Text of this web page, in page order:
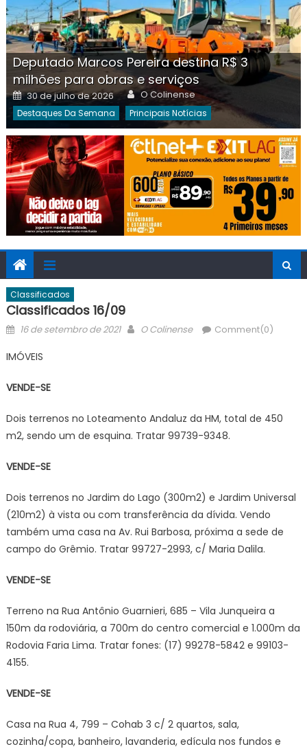
Deputado Marcos Pereira destina R$ 3
milhões para obras e serviços
Posted
on
30 de julho de 2026 Author
O Colinense
Destaques Da Semana Principais Notícias
Classificados
Classificados 16/09
Posted
16 de setembro de 2021 Author
O Colinense Comment(0)
IMÓVEIS
VENDE-SE
Dois terrenos no Loteamento Andaluz da HM, total de 450
m2, sendo um de esquina. Tratar 99739-9348.
VENDE-SE
Dois terrenos no Jardim do Lago (300m2) e Jardim Universal
(210m2) à vista ou com transferência da dívida. Vendo
também uma casa na Av. Rui Barbosa, próxima a sede de
campo do Grêmio. Tratar 99727-2993, c/ Maria Dalila.
VENDE-SE
Terreno na Rua Antônio Guarnieri, 685 – Vila Junqueira a
150m da rodoviária, a 700m do centro comercial e 1.000m da
Rodovia Faria Lima. Tratar fones: (17) 99278-5842 e 99103-
4155.
VENDE-SE
Casa na Rua 4, 799 – Cohab 3 c/ 2 quartos, sala,
cozinha/copa, banheiro, lavanderia, edícula nos fundos e